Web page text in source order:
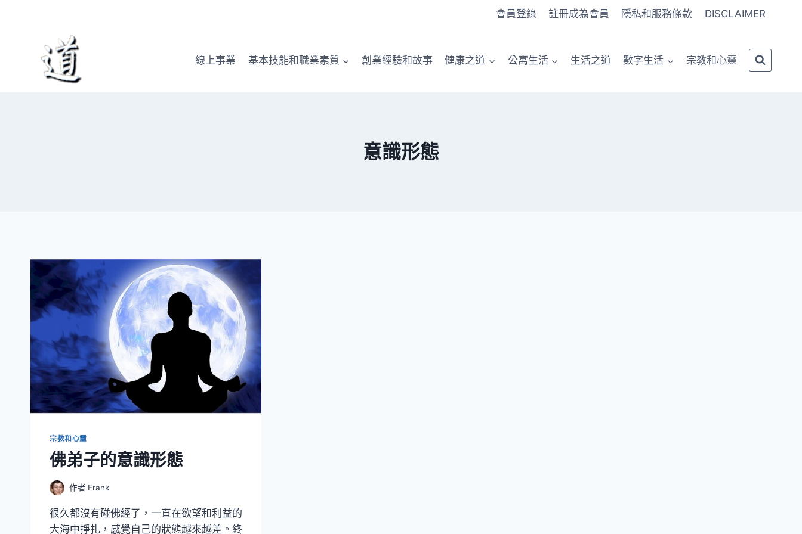
會員登錄 註冊成為會員 隱私和服務條款 DISCLAIMER
線上事業 基本技能和職業素質 創業經驗和故事 健康之道 公寓生活 生活之道 數字生活 宗教和心靈
意識形態
宗教和心靈
佛弟子的意識形態
作者 Frank
很久都沒有碰佛經了，一直在欲望和利益的
大海中掙扎，感覺自己的狀態越來越差。終